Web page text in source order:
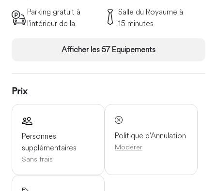
Parking gratuit à
l'intérieur de la
Salle du Royaume à
15 minutes
Afficher les 57 Equipements
Prix
Personnes
supplémentaires
Sans frais
Politique d'Annulation
Modérer